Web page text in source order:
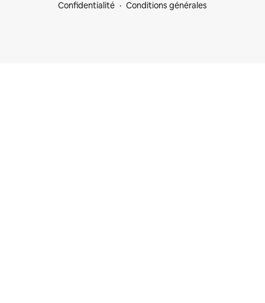
Confidentialité
Conditions générales